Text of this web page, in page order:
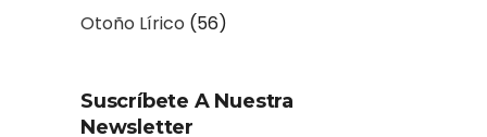
Otoño Lírico (56)
Suscríbete A Nuestra
Newsletter